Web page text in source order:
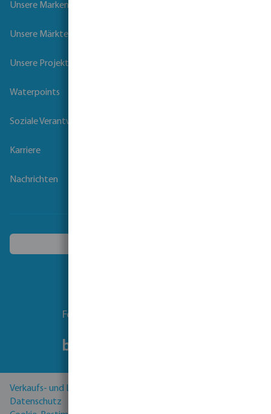
Unsere Marken
Unsere Märkte
Unsere Projekte
Waterpoints
Soziale Verantwortung der Unternehmen
Karriere
Nachrichten
Folgen Sie uns
Verkaufs- und Lieferbedingungen
Datenschutz